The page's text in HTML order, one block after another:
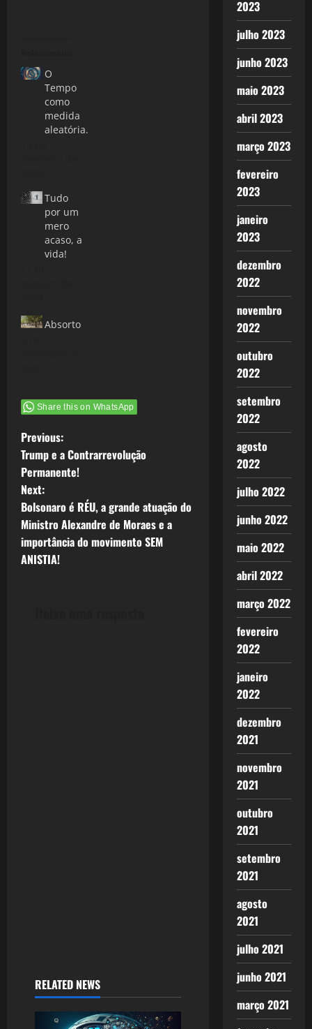
O
Tempo
como
medida
aleatória.
Tudo
por um
mero
acaso, a
vida!
Absorto
Share this on WhatsApp
P
o
s
t
n
Previous:
Trump e a Contrarrevolução
Permanente!
Next:
Bolsonaro é RÉU, a grande atuação do
Ministro Alexandre de Moraes e a
importância do movimento SEM
ANISTIA!
RELATED NEWS
2023
julho 2023
junho 2023
maio 2023
abril 2023
março 2023
fevereiro
2023
janeiro
2023
dezembro
2022
novembro
2022
outubro
2022
setembro
2022
agosto
2022
julho 2022
junho 2022
maio 2022
abril 2022
março 2022
fevereiro
2022
janeiro
2022
dezembro
2021
novembro
2021
outubro
2021
setembro
2021
agosto
2021
julho 2021
junho 2021
março 2021